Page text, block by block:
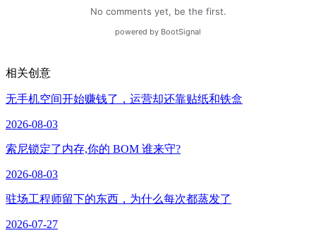
相关创意
无手机空间开始赚钱了，运营却还靠贴纸和铁盒
2026-08-03
索尼锁定了内存,你的 BOM 谁来守?
2026-08-03
驻场工程师留下的东西，为什么每次都蒸发了
2026-07-27